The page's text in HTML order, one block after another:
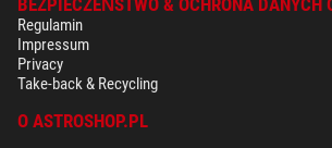
BEZPIECZEŃSTWO & OCHRONA DANYCH
Regulamin
Impressum
Privacy
Take-back & Recycling
O ASTROSHOP.PL